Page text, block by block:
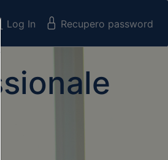
Log In Recupero password